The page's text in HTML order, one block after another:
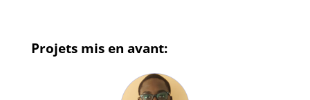
Projets mis en avant: